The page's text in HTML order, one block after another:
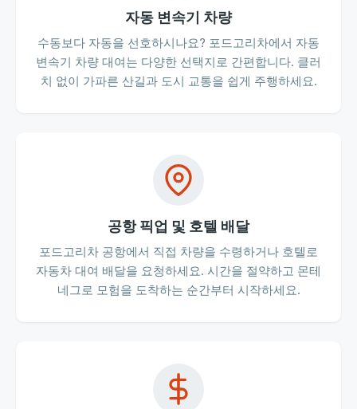
자동 변속기 차량
수동보다 자동을 선호하시나요? 포드고리차에서 자동
변속기 차량 대여는 다양한 선택지로 간편합니다. 클러
치 없이 가파른 산길과 도시 교통을 쉽게 주행하세요.
공항 픽업 및 호텔 배달
포드고리차 공항에서 직접 차량을 수령하거나 호텔로
자동차 대여 배달을 요청하세요. 시간을 절약하고 몬테
네그로 모험을 도착하는 순간부터 시작하세요.